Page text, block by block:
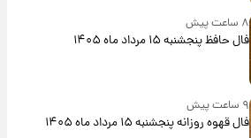
۸ ساعت پیش
فال حافظ پنجشنبه ۱۵ مرداد ماه ۱۴۰۵
۹ ساعت پیش
فال قهوه روزانه پنجشنبه ۱۵ مرداد ماه ۱۴۰۵